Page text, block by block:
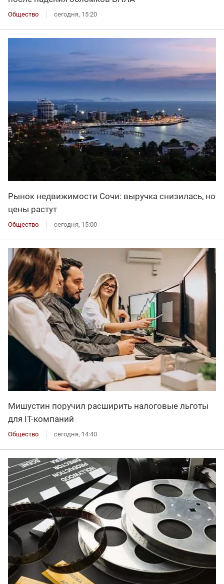
Общество сегодня, 15:20
Рынок недвижимости Сочи: выручка снизилась, но
цены растут
Общество сегодня, 15:00
Мишустин поручил расширить налоговые льготы
для IT-компаний
Общество сегодня, 14:40